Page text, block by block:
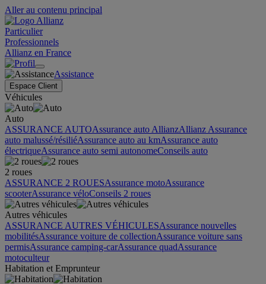
Aller au contenu principal
Particulier
Professionnels
Allianz en France
Assistance
Espace Client
Véhicules
Auto
ASSURANCE AUTOAssurance auto AllianzAllianz Assurance
auto malussé/résiliéAssurance auto au kmAssurance auto
électriqueAssurance auto semi autonomeConseils auto
2 roues
ASSURANCE 2 ROUESAssurance motoAssurance
scooterAssurance véloConseils 2 roues
Autres véhicules
ASSURANCE AUTRES VÉHICULESAssurance nouvelles
mobilitésAssurance voiture de collectionAssurance voiture sans
permisAssurance camping-carAssurance quadAssurance
motoculteur
Habitation et Emprunteur